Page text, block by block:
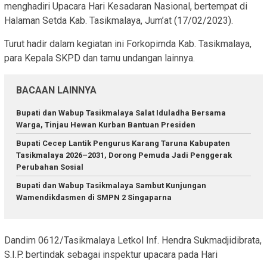
menghadiri Upacara Hari Kesadaran Nasional, bertempat di
Halaman Setda Kab. Tasikmalaya, Jum’at (17/02/2023).
Turut hadir dalam kegiatan ini Forkopimda Kab. Tasikmalaya,
para Kepala SKPD dan tamu undangan lainnya.
BACAAN LAINNYA
Bupati dan Wabup Tasikmalaya Salat Iduladha Bersama
Warga, Tinjau Hewan Kurban Bantuan Presiden
Bupati Cecep Lantik Pengurus Karang Taruna Kabupaten
Tasikmalaya 2026–2031, Dorong Pemuda Jadi Penggerak
Perubahan Sosial
Bupati dan Wabup Tasikmalaya Sambut Kunjungan
Wamendikdasmen di SMPN 2 Singaparna
Dandim 0612/Tasikmalaya Letkol Inf. Hendra Sukmadjidibrata,
S.I.P. bertindak sebagai inspektur upacara pada Hari